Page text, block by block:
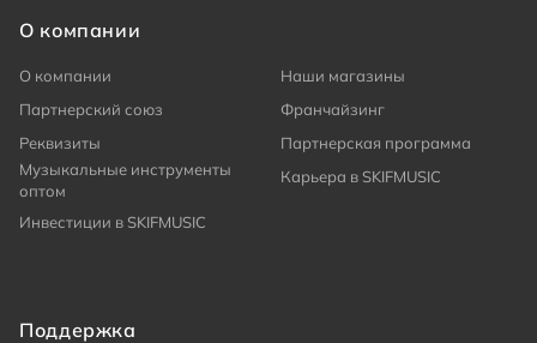
О компании
О компании
Наши магазины
Партнерский союз
Франчайзинг
Реквизиты
Партнерская программа
Музыкальные инструменты
оптом
Карьера в SKIFMUSIC
Инвестиции в SKIFMUSIC
Поддержка